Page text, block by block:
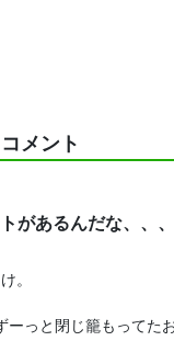
コメント
があるんだな、、、
。
っと閉じ籠もってた